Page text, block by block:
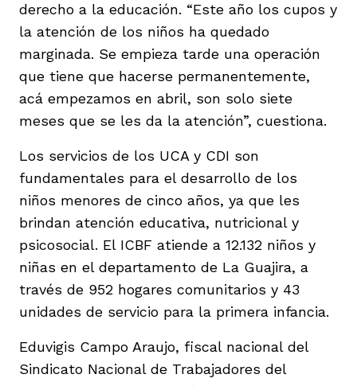
derecho a la educación. “Este año los cupos y
la atención de los niños ha quedado
marginada. Se empieza tarde una operación
que tiene que hacerse permanentemente,
acá empezamos en abril, son solo siete
meses que se les da la atención”, cuestiona.
Los servicios de los UCA y CDI son
fundamentales para el desarrollo de los
niños menores de cinco años, ya que les
brindan atención educativa, nutricional y
psicosocial. El ICBF atiende a 12.132 niños y
niñas en el departamento de La Guajira, a
través de 952 hogares comunitarios y 43
unidades de servicio para la primera infancia.
Eduvigis Campo Araujo, fiscal nacional del
Sindicato Nacional de Trabajadores del